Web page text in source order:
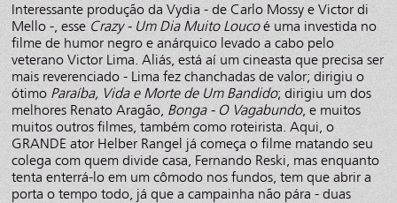
Interessante produção da Vydia - de Carlo Mossy e Victor di
Mello -, esse Crazy - Um Dia Muito Loucoé uma investida no
filme de humor negro e anárquico levado a cabo pelo
veterano Victor Lima. Aliás, está aí um cineasta que precisa ser
mais reverenciado - Lima fez chanchadas de valor; dirigiu o
ótimo Paraíba, Vida e Morte de Um Bandido; dirigiu um dos
melhores Renato Aragão, Bonga - O Vagabundo, e muitos
muitos outros filmes, também como roteirista. Aqui, o
GRANDE ator Helber Rangel já começa o filme matando seu
colega com quem divide casa, Fernando Reski, mas enquanto
tenta enterrá-lo em um cômodo nos fundos, tem que abrir a
porta o tempo todo, já que a campainha não pára - duas